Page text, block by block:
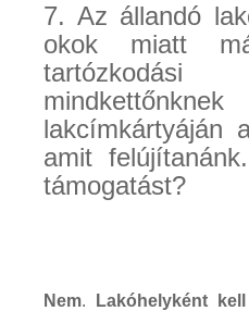
7. Az állandó
okok miatt
lakcímkártyáján
amit
támogatást?
Nem. Lakóhelyként